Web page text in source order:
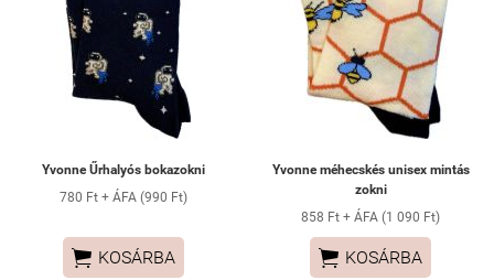
Yvonne Űrhalyós bokazokni
780 Ft + ÁFA (990 Ft)
 KOSÁRBA
Yvonne méhecskés unisex mintás
zokni
858 Ft + ÁFA (1 090 Ft)
 KOSÁRBA